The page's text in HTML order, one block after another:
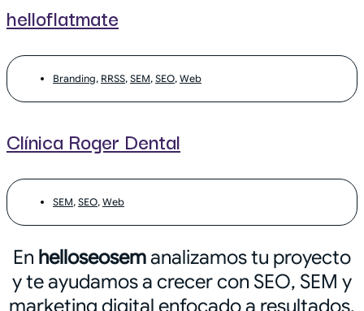
helloflatmate
Branding, RRSS, SEM, SEO, Web
Clínica Roger Dental
SEM, SEO, Web
En helloseosemanalizamos tu proyecto
y te ayudamos a crecer con SEO, SEM y
marketing digital enfocado a resultados.